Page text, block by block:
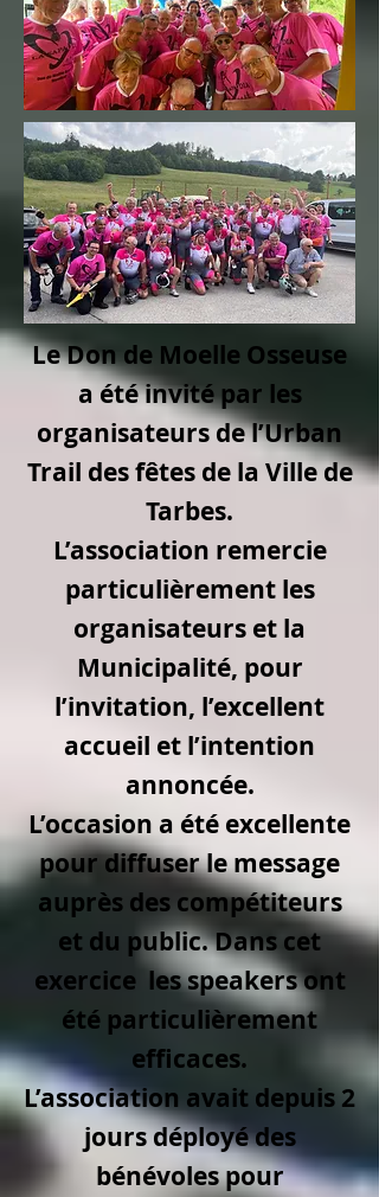
Le Don de Moelle Osseuse
a été invité par les
organisateurs de l’Urban
Trail des fêtes de la Ville de
Tarbes.
L’association remercie
particulièrement les
organisateurs et la
Municipalité, pour
l’invitation, l’excellent
accueil et l’intention
annoncée.
L’occasion a été excellente
pour diffuser le message
auprès des compétiteurs
et du public. Dans cet
exercice les speakers ont
été particulièrement
efficaces.
L’association avait depuis 2
jours déployé des
bénévoles pour